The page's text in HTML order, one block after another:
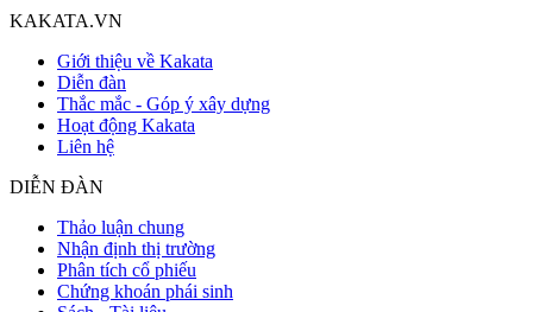
KAKATA.VN
Giới thiệu về Kakata
Diễn đàn
Thắc mắc - Góp ý xây dựng
Hoạt động Kakata
Liên hệ
DIỄN ĐÀN
Thảo luận chung
Nhận định thị trường
Phân tích cổ phiếu
Chứng khoán phái sinh